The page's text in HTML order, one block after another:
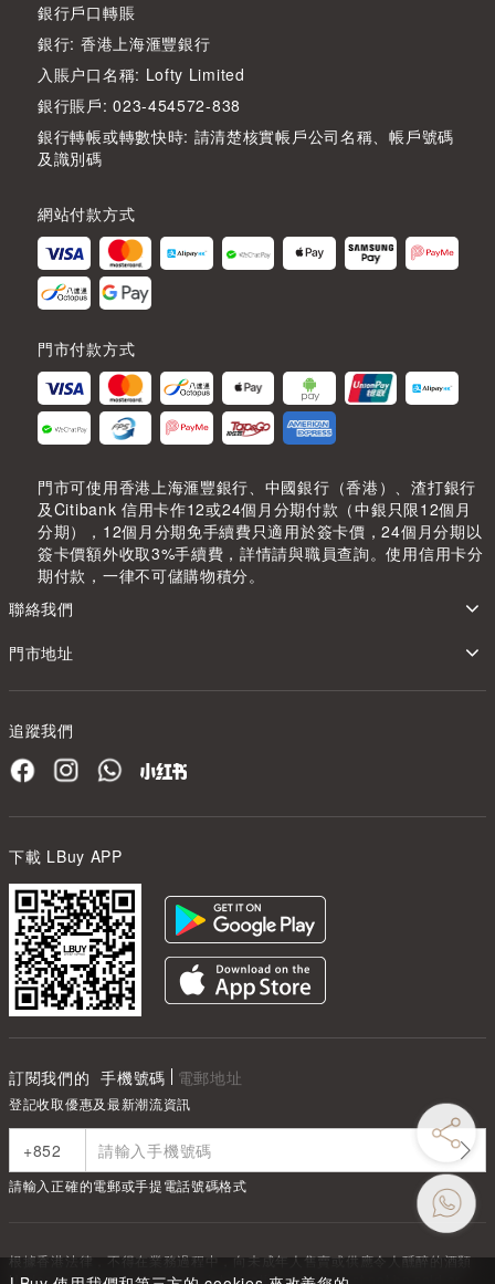
銀行戶口轉賬
銀行: 香港上海滙豐銀行
入賬户口名稱: Lofty Limited
銀行賬戶: 023-454572-838
銀行轉帳或轉數快時: 請清楚核實帳戶公司名稱、帳戶號碼
及識別碼
網站付款方式
門市付款方式
門市可使用香港上海滙豐銀行、中國銀行（香港）、渣打銀行
及Citibank 信用卡作12或24個月分期付款（中銀只限12個月
分期），12個月分期免手續費只適用於簽卡價，24個月分期以
簽卡價額外收取3%手續費，詳情請與職員查詢。使用信用卡分
期付款，一律不可儲購物積分。
聯絡我們
門市地址
追蹤我們
下載 LBuy APP
訂閱我們的 手機號碼 電郵地址
登記收取優惠及最新潮流資訊
請輸入正確的電郵或手提電話號碼格式
根據香港法律，不得在業務過程中，向未成年人售賣或供應令人醺醉的酒類
Under the law of Hong Kong, intoxicating liquor must not be sold or